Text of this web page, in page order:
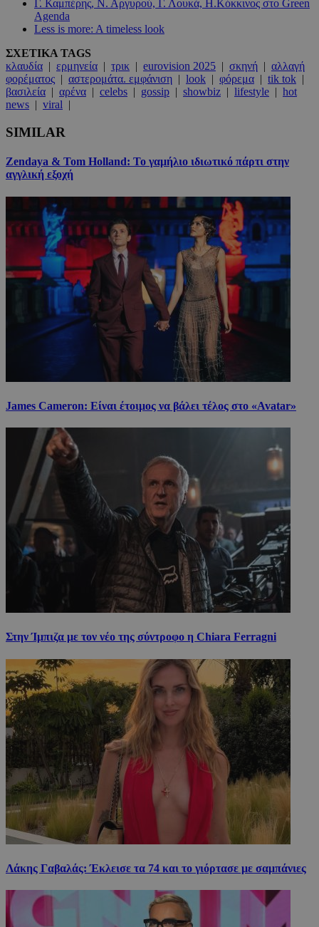
Γ. Καμπέρης, Ν. Αργυρού, Γ. Λουκά, Η.Κόκκινος στο Green
Agenda
Less is more: A timeless look
ΣΧΕΤΙΚΑ TAGS
κλαυδία | ερμηνεία | τρικ | eurovision 2025 | σκηνή | αλλαγή
φορέματος | αστερομάτα. εμφάνιση | look | φόρεμα | tik tok |
βασιλεία | αρένα | celebs | gossip | showbiz | lifestyle | hot
news | viral |
SIMILAR
Zendaya & Tom Holland: Το γαμήλιο ιδιωτικό πάρτι στην
αγγλική εξοχή
James Cameron: Είναι έτοιμος να βάλει τέλος στο «Avatar»
Στην Ίμπιζα με τον νέο της σύντροφο η Chiara Ferragni
Λάκης Γαβαλάς: Έκλεισε τα 74 και το γιόρτασε με σαμπάνιες